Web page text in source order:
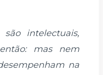
intelectuais,
mas nem
na